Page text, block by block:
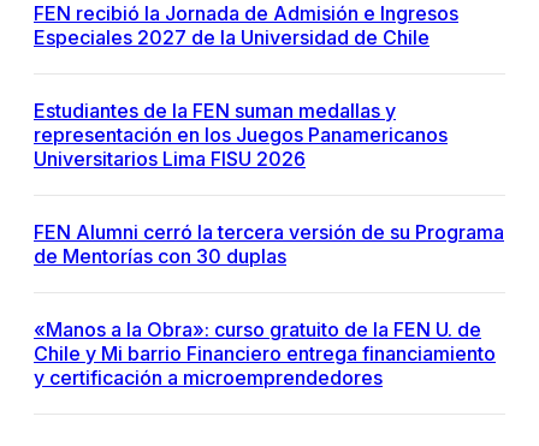
FEN recibió la Jornada de Admisión e Ingresos
Especiales 2027 de la Universidad de Chile
Estudiantes de la FEN suman medallas y
representación en los Juegos Panamericanos
Universitarios Lima FISU 2026
FEN Alumni cerró la tercera versión de su Programa
de Mentorías con 30 duplas
«Manos a la Obra»: curso gratuito de la FEN U. de
Chile y Mi barrio Financiero entrega financiamiento
y certificación a microemprendedores